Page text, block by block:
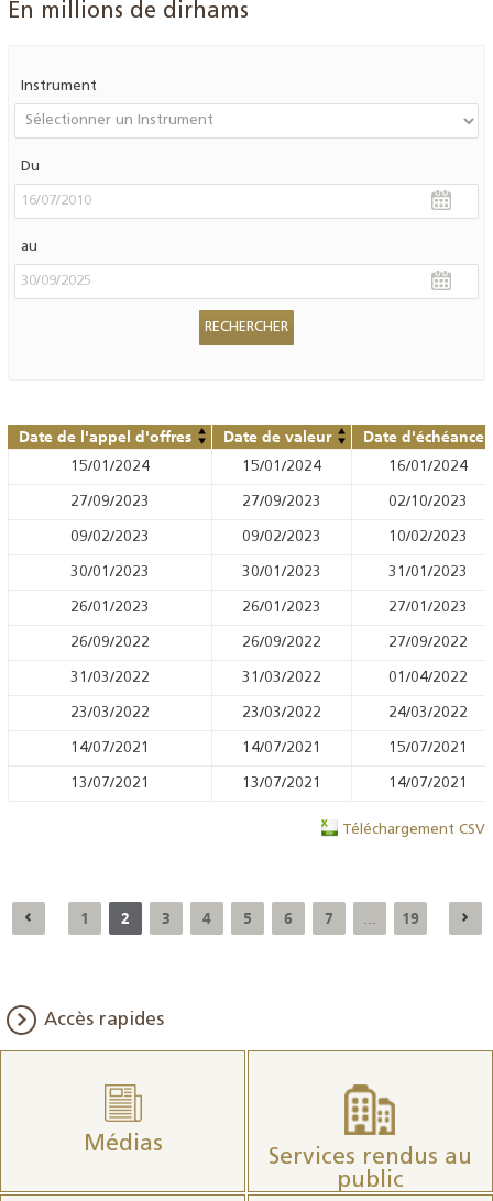
En millions de dirhams
Instrument
Du
au
Date de l'appel d'offres Date de valeur Date d'échéance
15/01/2024 15/01/2024 16/01/2024
27/09/2023 27/09/2023 02/10/2023
09/02/2023 09/02/2023 10/02/2023
30/01/2023 30/01/2023 31/01/2023
26/01/2023 26/01/2023 27/01/2023
26/09/2022 26/09/2022 27/09/2022
31/03/2022 31/03/2022 01/04/2022
23/03/2022 23/03/2022 24/03/2022
14/07/2021 14/07/2021 15/07/2021
13/07/2021 13/07/2021 14/07/2021
Téléchargement CSV
1 2 3 4 5 6 7 19
Accès rapides
Médias
Services rendus au
public